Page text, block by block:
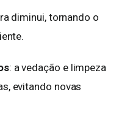
diminui, tornando o
: a vedação e limpeza
evitando novas